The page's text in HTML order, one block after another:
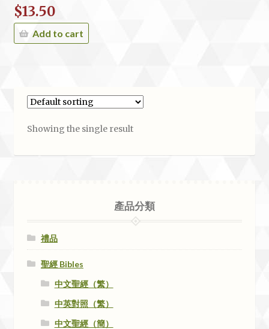
$13.50
Add to cart
Showing the single result
產品分類
禮品
聖經 Bibles
中文聖經（繁）
中英對照（繁）
中文聖經（簡）